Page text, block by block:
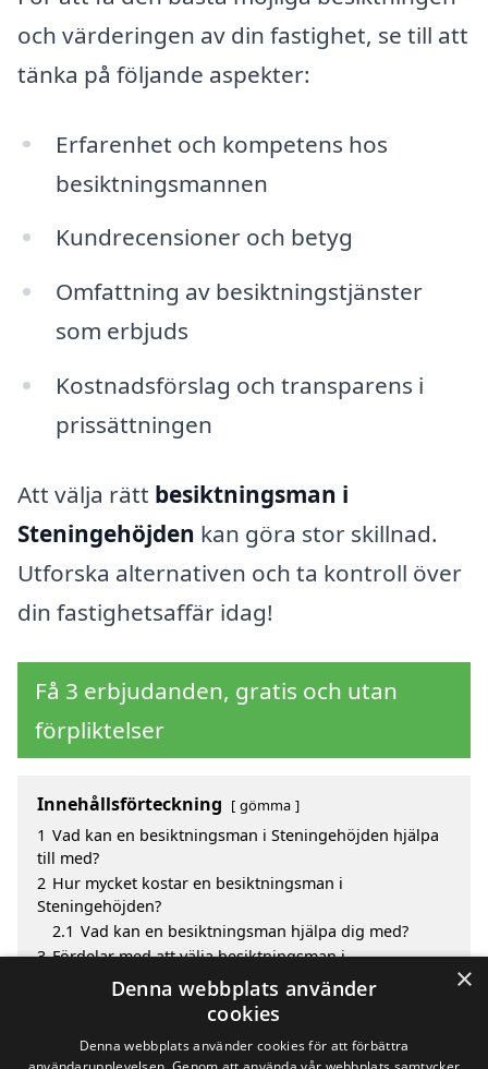
och värderingen av din fastighet, se till att
tänka på följande aspekter:
Erfarenhet och kompetens hos
besiktningsmannen
Kundrecensioner och betyg
Omfattning av besiktningstjänster
som erbjuds
Kostnadsförslag och transparens i
prissättningen
Att välja rätt besiktningsman i
Steningehöjden kan göra stor skillnad.
Utforska alternativen och ta kontroll över
din fastighetsaffär idag!
Få 3 erbjudanden, gratis och utan
förpliktelser
Innehållsförteckning gömma
1 Vad kan en besiktningsman i Steningehöjden hjälpa
till med?
2 Hur mycket kostar en besiktningsman i
Steningehöjden?
2.1 Vad kan en besiktningsman hjälpa dig med?
3 Fördelar med att välja besiktningsman i
Steningehöjden
Sök efter en skicklig besiktningsman i de omgivande
städerna Steningehöjden
×
Denna webbplats använder
cookies
Denna webbplats använder cookies för att förbättra